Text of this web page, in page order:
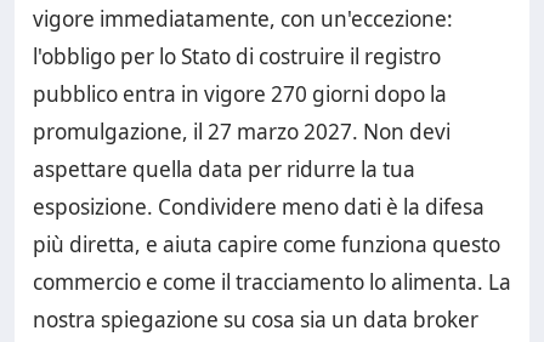
vigore immediatamente, con un'eccezione:
l'obbligo per lo Stato di costruire il registro
pubblico entra in vigore 270 giorni dopo la
promulgazione, il 27 marzo 2027. Non devi
aspettare quella data per ridurre la tua
esposizione. Condividere meno dati è la difesa
più diretta, e aiuta capire come funziona questo
commercio e come il tracciamento lo alimenta. La
nostra spiegazione su cosa sia un data broker